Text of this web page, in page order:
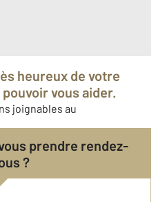
vous aider.
joignables au
?